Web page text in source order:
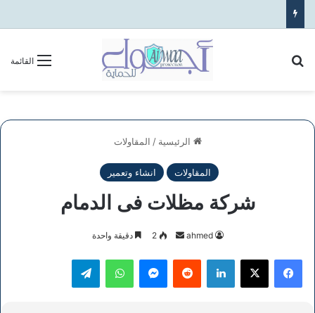
القائمة
الرئيسية / المقاولات
المقاولات انشاء وتعمير
شركة مظلات فى الدمام
ahmed
أرسل
إلكترونيا
2 دقيقة واحدة
فيسبوك ‫X لينكدإن ماسنجر واتساب تيلقرام